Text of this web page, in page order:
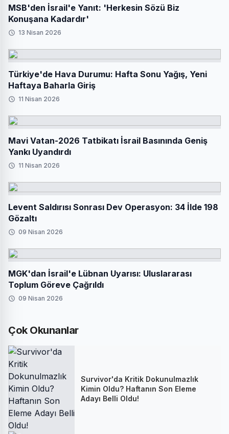
MSB'den İsrail'e Yanıt: 'Herkesin Sözü Biz
Konuşana Kadardır'
13 Nisan 2026
Türkiye'de Hava Durumu: Hafta Sonu Yağış, Yeni
Haftaya Baharla Giriş
11 Nisan 2026
Mavi Vatan-2026 Tatbikatı İsrail Basınında Geniş
Yankı Uyandırdı
11 Nisan 2026
Levent Saldırısı Sonrası Dev Operasyon: 34 İlde 198
Gözaltı
09 Nisan 2026
MGK'dan İsrail'e Lübnan Uyarısı: Uluslararası
Toplum Göreve Çağrıldı
09 Nisan 2026
Çok Okunanlar
Survivor'da Kritik Dokunulmazlık
Kimin Oldu? Haftanın Son Eleme
Adayı Belli Oldu!